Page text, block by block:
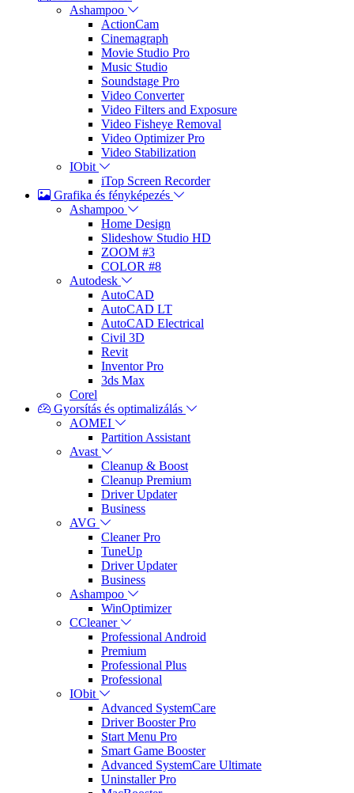
Ashampoo
ActionCam
Cinemagraph
Movie Studio Pro
Music Studio
Soundstage Pro
Video Converter
Video Filters and Exposure
Video Fisheye Removal
Video Optimizer Pro
Video Stabilization
IObit
iTop Screen Recorder
Grafika és fényképezés
Ashampoo
Home Design
Slideshow Studio HD
ZOOM #3
COLOR #8
Autodesk
AutoCAD
AutoCAD LT
AutoCAD Electrical
Civil 3D
Revit
Inventor Pro
3ds Max
Corel
Gyorsítás és optimalizálás
AOMEI
Partition Assistant
Avast
Cleanup & Boost
Cleanup Premium
Driver Updater
Business
AVG
Cleaner Pro
TuneUp
Driver Updater
Business
Ashampoo
WinOptimizer
CCleaner
Professional Android
Premium
Professional Plus
Professional
IObit
Advanced SystemCare
Driver Booster Pro
Start Menu Pro
Smart Game Booster
Advanced SystemCare Ultimate
Uninstaller Pro